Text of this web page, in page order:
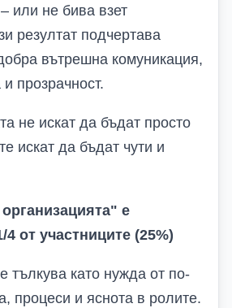
или не бива взет
резултат подчертава
вътрешна комуникация,
прозрачност.
не искат да бъдат просто
искат да бъдат чути и
е
4 от участниците (25%)
тълкува като нужда от по-
процеси и яснота в ролите.